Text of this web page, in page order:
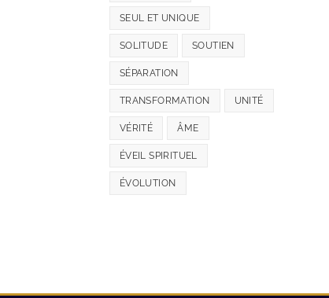
SEUL ET UNIQUE
SOLITUDE SOUTIEN
SÉPARATION
TRANSFORMATION UNITÉ
VÉRITÉ ÂME
ÉVEIL SPIRITUEL
ÉVOLUTION